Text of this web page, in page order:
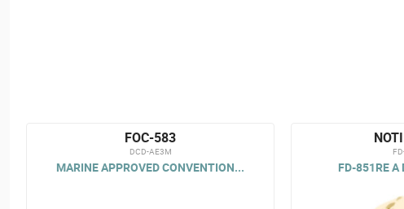
FOC-583
DCD-AE3M
MARINE APPROVED CONVENTION... FD-851RE A